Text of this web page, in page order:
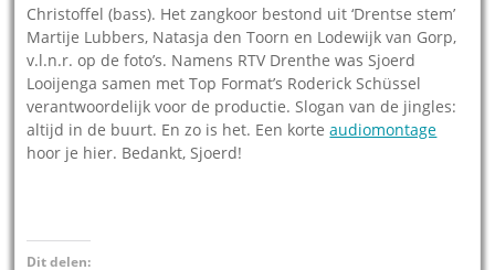
Christoffel (bass). Het zangkoor bestond uit ‘Drentse stem’
Martije Lubbers, Natasja den Toorn en Lodewijk van Gorp,
v.l.n.r. op de foto’s. Namens RTV Drenthe was Sjoerd
Looijenga samen met Top Format’s Roderick Schüssel
verantwoordelijk voor de productie. Slogan van de jingles:
altijd in de buurt. En zo is het. Een korteaudiomontage
hoor je hier. Bedankt, Sjoerd!
Dit delen: